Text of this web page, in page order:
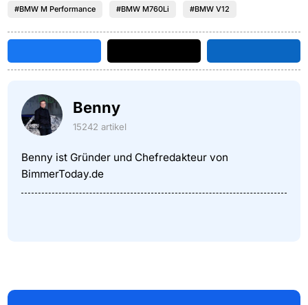
#BMW M Performance #BMW M760Li #BMW V12
Benny
15242 artikel
Benny ist Gründer und Chefredakteur von
BimmerToday.de